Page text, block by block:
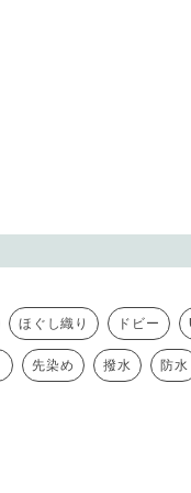
ほぐし織り ドビー
先染め 撥水 防水